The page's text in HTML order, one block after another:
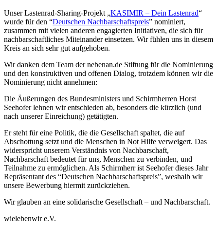
Unser Lastenrad-Sharing-Projekt „KASIMIR – Dein Lastenrad“
wurde für den “Deutschen Nachbarschaftspreis” nominiert,
zusammen mit vielen anderen engagierten Initiativen, die sich für
nachbarschaftliches Miteinander einsetzen. Wir fühlen uns in diesem
Kreis an sich sehr gut aufgehoben.
Wir danken dem Team der nebenan.de Stiftung für die Nominierung
und den konstruktiven und offenen Dialog, trotzdem können wir die
Nominierung nicht annehmen:
Die Äußerungen des Bundesministers und Schirmherren Horst
Seehofer lehnen wir entschieden ab, besonders die kürzlich (und
nach unserer Einreichung) getätigten.
Er steht für eine Politik, die die Gesellschaft spaltet, die auf
Abschottung setzt und die Menschen in Not Hilfe verweigert. Das
widerspricht unserem Verständnis von Nachbarschaft,
Nachbarschaft bedeutet für uns, Menschen zu verbinden, und
Teilnahme zu ermöglichen. Als Schirmherr ist Seehofer dieses Jahr
Repräsentant des “Deutschen Nachbarschaftspreis”, weshalb wir
unsere Bewerbung hiermit zurückziehen.
Wir glauben an eine solidarische Gesellschaft – und Nachbarschaft.
wielebenwir e.V.